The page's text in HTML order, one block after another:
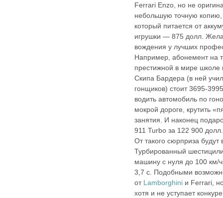
Ferrari Enzo, но не
небольшую точную
который питается от
игрушки — 875 долл.
вождения у лучших
Например, абонемент на
престижной в мире школе
Скипа Бардера (в ней
гонщиков) стоит
водить автомобиль по
мокрой дороге, крутить
занятия. И наконец
911 Turbo за 122 900
От такого сюрприза
Турбированный
машину с нуля до 100 км/
3,7 с. Подобными
от Lamborghini и Ferrari,
хотя и не уступает